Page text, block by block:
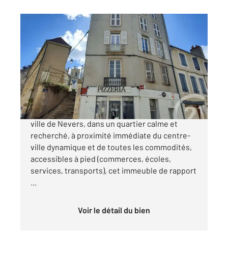
NEVERS 58
163,34 m2
Ref : 23074
Immeuble à vendre
165 000 €
Opportunité à saisir ! Situé en plein cœur de la
ville de Nevers, dans un quartier calme et
recherché, à proximité immédiate du centre-
ville dynamique et de toutes les commodités,
accessibles à pied (commerces, écoles,
services, transports), cet immeuble de rapport
...
Voir le détail du bien